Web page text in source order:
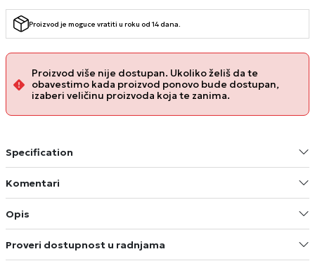
Proizvod je moguce vratiti u roku od 14 dana.
Proizvod više nije dostupan. Ukoliko želiš da te
obavestimo kada proizvod ponovo bude dostupan,
izaberi veličinu proizvoda koja te zanima.
Specification
Komentari
Opis
Proveri dostupnost u radnjama